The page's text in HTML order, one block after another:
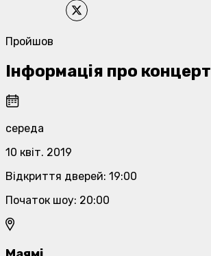
Пройшов
Інформація про концерт
середа
10 квіт. 2019
Відкриття дверей: 19:00
Початок шоу: 20:00